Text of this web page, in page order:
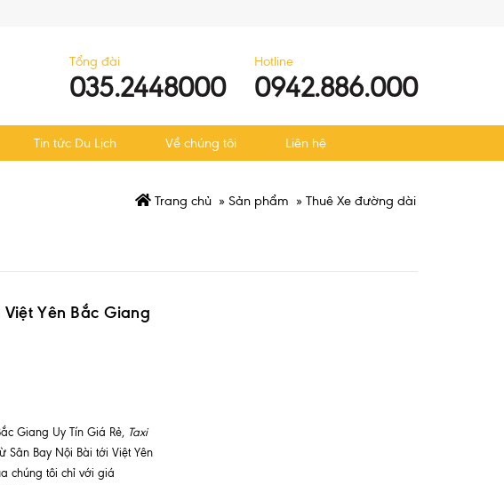
Tổng đài
035.2448000
Hotline
0942.886.000
Tin tức Du Lịch Về chúng tôi Liên hệ
Trang chủ » Sản phẩm » Thuê Xe đường dài
Yên Bắc Giang
Giang Uy Tín Giá Rẻ, Taxi
Sân Bay Nội Bài tới Việt Yên
chúng tôi chỉ với giá